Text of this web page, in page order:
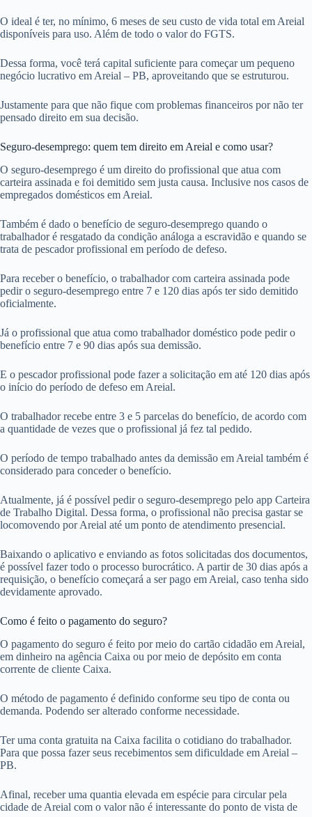
O ideal é ter, no mínimo, 6 meses de seu custo de vida total em Areial
disponíveis para uso. Além de todo o valor do FGTS.
Dessa forma, você terá capital suficiente para começar um pequeno
negócio lucrativo em Areial – PB, aproveitando que se estruturou.
Justamente para que não fique com problemas financeiros por não ter
pensado direito em sua decisão.
Seguro-desemprego: quem tem direito em Areial e como usar?
O seguro-desemprego é um direito do profissional que atua com
carteira assinada e foi demitido sem justa causa. Inclusive nos casos de
empregados domésticos em Areial.
Também é dado o benefício de seguro-desemprego quando o
trabalhador é resgatado da condição análoga a escravidão e quando se
trata de pescador profissional em período de defeso.
Para receber o benefício, o trabalhador com carteira assinada pode
pedir o seguro-desemprego entre 7 e 120 dias após ter sido demitido
oficialmente.
Já o profissional que atua como trabalhador doméstico pode pedir o
benefício entre 7 e 90 dias após sua demissão.
E o pescador profissional pode fazer a solicitação em até 120 dias após
o início do período de defeso em Areial.
O trabalhador recebe entre 3 e 5 parcelas do benefício, de acordo com
a quantidade de vezes que o profissional já fez tal pedido.
O período de tempo trabalhado antes da demissão em Areial também é
considerado para conceder o benefício.
Atualmente, já é possível pedir o seguro-desemprego pelo app Carteira
de Trabalho Digital. Dessa forma, o profissional não precisa gastar se
locomovendo por Areial até um ponto de atendimento presencial.
Baixando o aplicativo e enviando as fotos solicitadas dos documentos,
é possível fazer todo o processo burocrático. A partir de 30 dias após a
requisição, o benefício começará a ser pago em Areial, caso tenha sido
devidamente aprovado.
Como é feito o pagamento do seguro?
O pagamento do seguro é feito por meio do cartão cidadão em Areial,
em dinheiro na agência Caixa ou por meio de depósito em conta
corrente de cliente Caixa.
O método de pagamento é definido conforme seu tipo de conta ou
demanda. Podendo ser alterado conforme necessidade.
Ter uma conta gratuita na Caixa facilita o cotidiano do trabalhador.
Para que possa fazer seus recebimentos sem dificuldade em Areial –
PB.
Afinal, receber uma quantia elevada em espécie para circular pela
cidade de Areial com o valor não é interessante do ponto de vista de